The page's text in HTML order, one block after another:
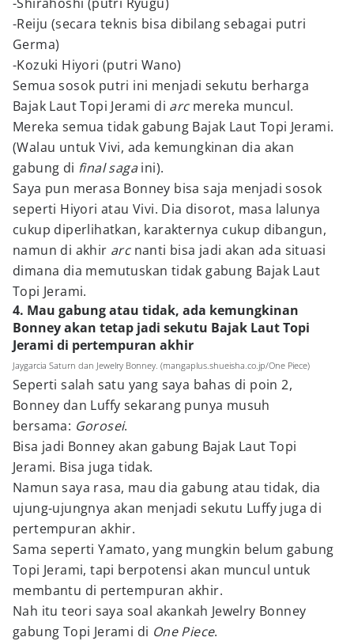
-Reiju (secara teknis bisa dibilang sebagai putri
Germa)
-Kozuki Hiyori (putri Wano)
Semua sosok putri ini menjadi sekutu berharga
Bajak Laut Topi Jerami di arc mereka muncul.
Mereka semua tidak gabung Bajak Laut Topi Jerami.
(Walau untuk Vivi, ada kemungkinan dia akan
gabung di final sagaini).
Saya pun merasa Bonney bisa saja menjadi sosok
seperti Hiyori atau Vivi. Dia disorot, masa lalunya
cukup diperlihatkan, karakternya cukup dibangun,
namun di akhir arc nanti bisa jadi akan ada situasi
dimana dia memutuskan tidak gabung Bajak Laut
Topi Jerami.
4. Mau gabung atau tidak, ada kemungkinan
Bonney akan tetap jadi sekutu Bajak Laut Topi
Jerami di pertempuran akhir
Jaygarcia Saturn dan Jewelry Bonney. (mangaplus.shueisha.co.jp/One Piece)
Seperti salah satu yang saya bahas di poin 2,
Bonney dan Luffy sekarang punya musuh
bersama: Gorosei.
Bisa jadi Bonney akan gabung Bajak Laut Topi
Jerami. Bisa juga tidak.
Namun saya rasa, mau dia gabung atau tidak, dia
ujung-ujungnya akan menjadi sekutu Luffy juga di
pertempuran akhir.
Sama seperti Yamato, yang mungkin belum gabung
Topi Jerami, tapi berpotensi akan muncul untuk
membantu di pertempuran akhir.
Nah itu teori saya soal akankah Jewelry Bonney
gabung Topi Jerami di One Piece.